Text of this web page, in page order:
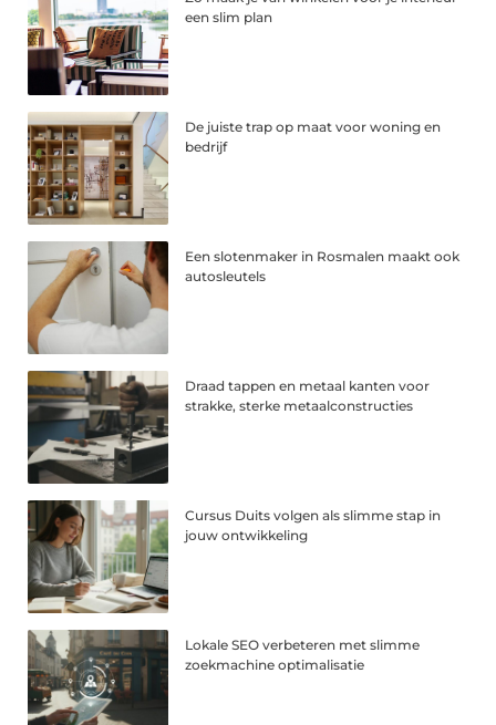
een slim plan
De juiste trap op maat voor woning en
bedrijf
Een slotenmaker in Rosmalen maakt ook
autosleutels
Draad tappen en metaal kanten voor
strakke, sterke metaalconstructies
Cursus Duits volgen als slimme stap in
jouw ontwikkeling
Lokale SEO verbeteren met slimme
zoekmachine optimalisatie